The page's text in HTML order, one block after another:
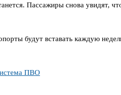
Пассажиры снова увидят,
будут вставать каждую
ПВО